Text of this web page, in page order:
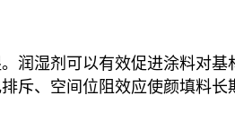
润湿剂可以有效促进涂料对
、空间位阻效应使颜填料长